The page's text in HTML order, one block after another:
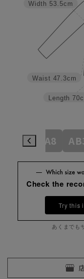
Length
Waist 47.3cm
Width 53.5cm
A7 A8
Check the
Try this
あくまでも